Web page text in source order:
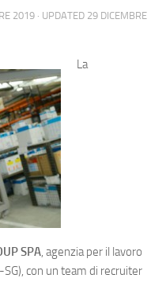
2019 · UPDATED 29 DICEMBRE
La
SPA, agenzia per il lavoro
con un team di recruiter